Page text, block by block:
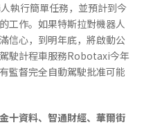
執行簡單任務，並預計到今
工作。如果特斯拉對機器人
信心，到明年底，將啟動公
駛計程車服務Robotaxi今年
監督完全自動駕駛批准可能
十資料、智通財經、華爾街